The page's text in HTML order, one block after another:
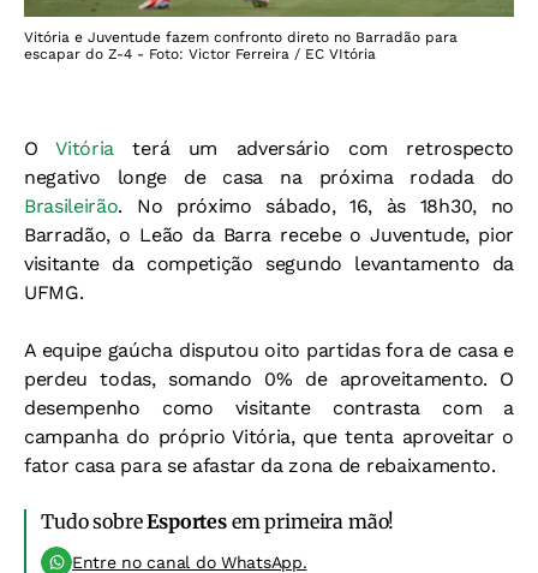
Vitória e Juventude fazem confronto direto no Barradão para
escapar do Z-4 - Foto: Victor Ferreira / EC VItória
OVitóriaterá um adversário com retrospecto
negativo longe de casa na próxima rodada do
Brasileirão. No próximo sábado, 16, às 18h30, no
Barradão, o Leão da Barra recebe o Juventude, pior
visitante da competição segundo levantamento da
UFMG.
A equipe gaúcha disputou oito partidas fora de casa e
perdeu todas, somando 0% de aproveitamento. O
desempenho como visitante contrasta com a
campanha do próprio Vitória, que tenta aproveitar o
fator casa para se afastar da zona de rebaixamento.
Tudo sobreEsportesem primeira mão!
Entre no canal do WhatsApp.